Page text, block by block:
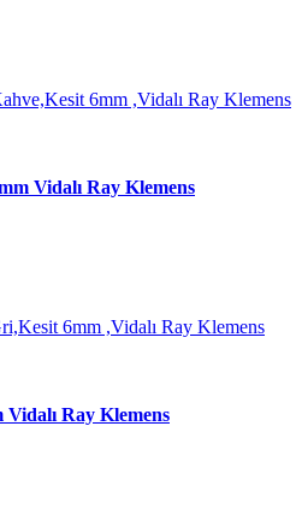
Vidalı Ray Klemens
Ray Klemens